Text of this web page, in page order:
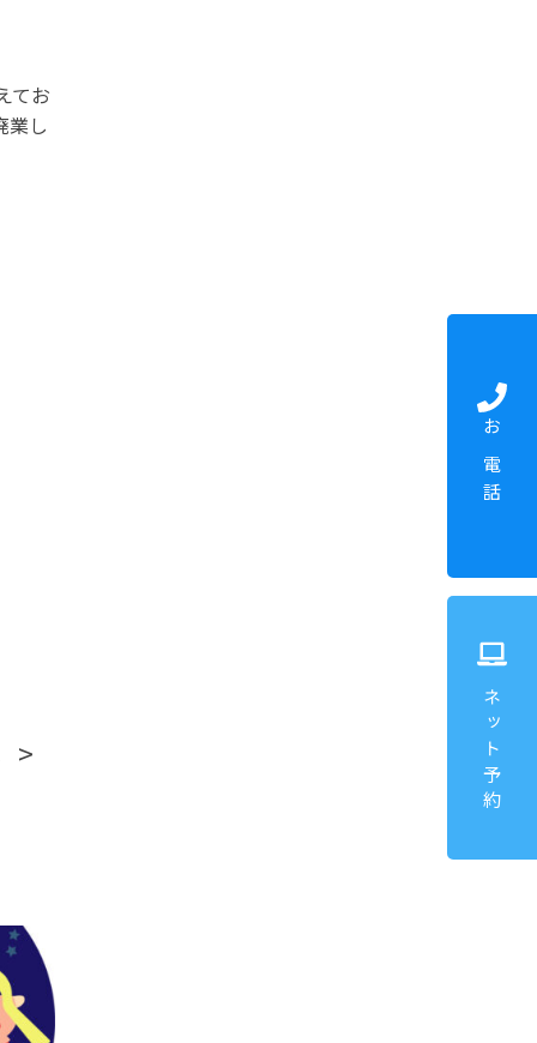
お電話
ネット予約
てお
業し